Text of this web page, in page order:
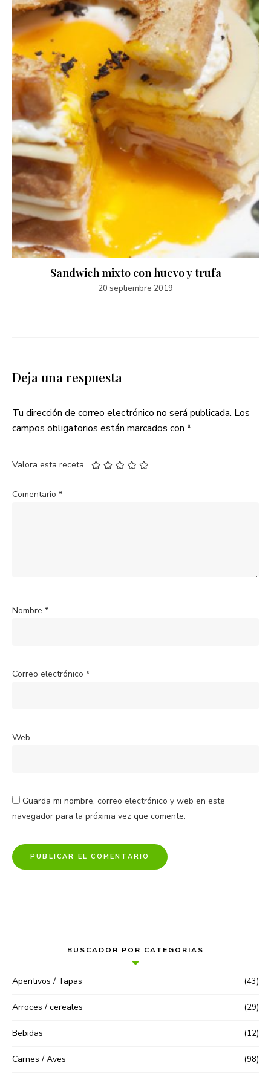
Sandwich mixto con huevo y trufa
20 septiembre 2019
Deja una respuesta
Tu dirección de correo electrónico no será publicada. Los
campos obligatorios están marcados con *
Valora esta receta
Comentario *
Nombre *
Correo electrónico *
Web
Guarda mi nombre, correo electrónico y web en este
navegador para la próxima vez que comente.
BUSCADOR POR CATEGORIAS
Aperitivos / Tapas (43)
Arroces / cereales (29)
Bebidas (12)
Carnes / Aves (98)